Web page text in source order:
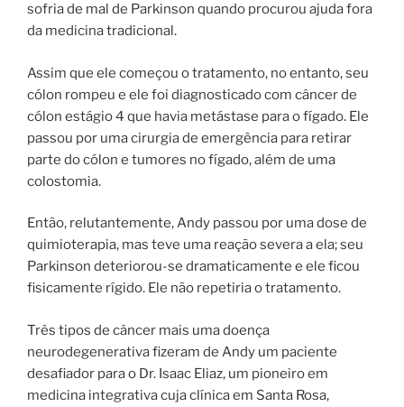
sofria de mal de Parkinson quando procurou ajuda fora
da medicina tradicional.
Assim que ele começou o tratamento, no entanto, seu
cólon rompeu e ele foi diagnosticado com câncer de
cólon estágio 4 que havia metástase para o fígado. Ele
passou por uma cirurgia de emergência para retirar
parte do cólon e tumores no fígado, além de uma
colostomia.
Então, relutantemente, Andy passou por uma dose de
quimioterapia, mas teve uma reação severa a ela; seu
Parkinson deteriorou-se dramaticamente e ele ficou
fisicamente rígido. Ele não repetiria o tratamento.
Três tipos de câncer mais uma doença
neurodegenerativa fizeram de Andy um paciente
desafiador para o Dr. Isaac Eliaz, um pioneiro em
medicina integrativa cuja clínica em Santa Rosa,